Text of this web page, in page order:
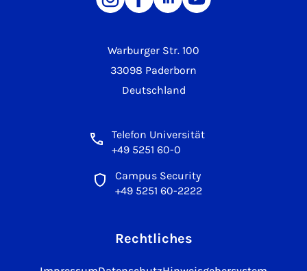
Warburger Str. 100
33098 Paderborn
Deutschland
Telefon Universität
+49 5251 60-0
Campus Security
+49 5251 60-2222
Rechtliches